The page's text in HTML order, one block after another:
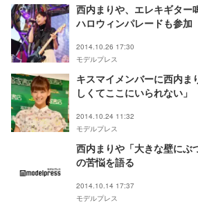
西内まりや、エレキギタ
ハロウィンパレードも参加
2014.10.26 17:30
モデルプレス
キスマイメンバーに西内ま
しくてここにいられない」
2014.10.24 11:32
モデルプレス
西内まりや「大きな壁にぶ
の苦悩を語る
2014.10.14 17:37
モデルプレス